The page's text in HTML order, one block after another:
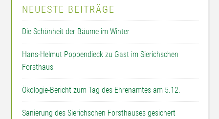
NEUESTE BEITRÄGE
Die Schönheit der Bäume im Winter
Hans-Helmut Poppendieck zu Gast im Sierichschen
Forsthaus
Ökologie-Bericht zum Tag des Ehrenamtes am 5.12.
Sanierung des Sierichschen Forsthauses gesichert